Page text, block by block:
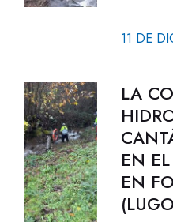
11 DE
LA
EN
EN